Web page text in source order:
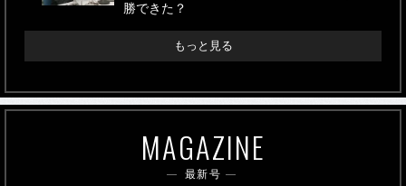
勝できた？
もっと見る
MAGAZINE
最新号